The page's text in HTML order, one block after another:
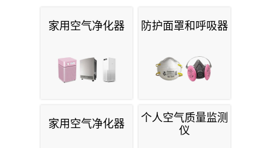
家用空气净化器 防护面罩和呼吸器
家用空气净化器
个人空气质量监测
仪